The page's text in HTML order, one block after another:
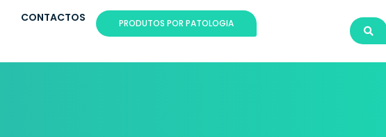
CONTACTOS PRODUTOS POR PATOLOGIA